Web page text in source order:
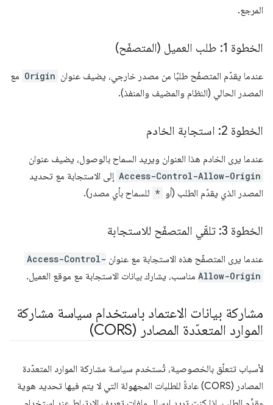
المرجع.
الخطوة 1: طلب العميل (المتصفّح)
عندما يقدّم المتصفّح طلبًا من مصدر خارجي، يضيف عنوان Origin مع
المصدر الحالي (النظام والمضيف والمنفذ).
الخطوة 2: استجابة الخادم
عندما يرى الخادم هذا العنوان ويريد السماح بالوصول، يضيف عنوان
Access-Control-Allow-Origin إلى الاستجابة مع تحديد
المصدر الذي يقدّم الطلب (أو * للسماح بأي مصدر).
الخطوة 3: تلقّي المتصفّح للاستجابة
عندما يرى المتصفّح هذه الاستجابة مع عنوان Access-Control-
Allow-Origin مناسب، يشارك بيانات الاستجابة مع موقع العميل.
مشاركة بيانات الاعتماد باستخدام سياسة مشاركة
الموارد المتعدّدة المصادر (CORS)
لأسباب تتعلّق بالخصوصية، تُستخدم سياسة مشاركة الموارد المتعدّدة
المصادر (CORS) عادةً للطلبات المجهولة التي لا يتم فيها تحديد هوية